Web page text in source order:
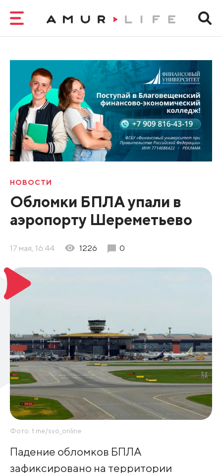
НОВОСТИ
Обломки БПЛА упали в
аэропорту Шереметьево
17 мая, 16:44 1226 0
Фото: t.me/svo_online
Падение обломков БПЛА
зафиксировано на территории